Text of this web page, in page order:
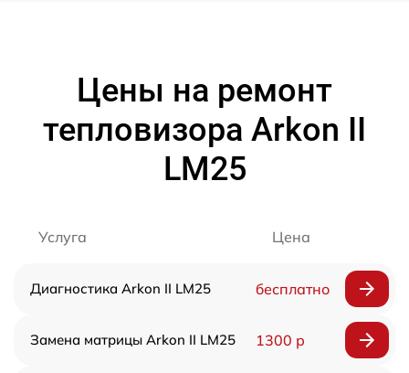
Цены на ремонт
тепловизора Arkon II
LM25
Услуга Цена
Диагностика Arkon II LM25 бесплатно
Замена матрицы Arkon II LM25 1300 р